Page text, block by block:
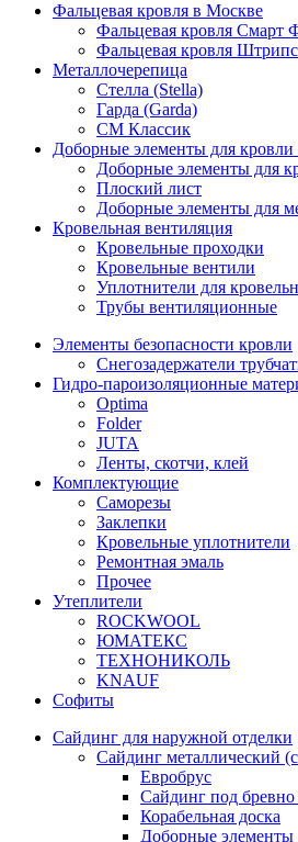
Фальцевая кровля в Москве
Фальцевая кровля Смарт
Фальцевая кровля Штрипс
Металлочерепица
Стелла (Stella)
Гарда (Garda)
СМ Классик
Доборные элементы для кровли
Доборные элементы для
Плоский лист
Доборные элементы для
Кровельная вентиляция
Кровельные проходки
Кровельные вентили
Уплотнители для
Трубы вентиляционные
Элементы безопасности кровли
Снегозадержатели
Гидро-пароизоляционные
Optima
Folder
JUTA
Ленты, скотчи, клей
Комплектующие
Саморезы
Заклепки
Кровельные уплотнители
Ремонтная эмаль
Прочее
Утеплители
ROCKWOOL
ЮМАТЕКС
ТЕХНОНИКОЛЬ
KNAUF
Софиты
Сайдинг для наружной отделки
Сайдинг металлический
Евробрус
Сайдинг под бревно
Корабельная доска
Доборные элементы